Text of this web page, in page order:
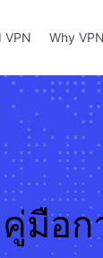
VPN Why
คู่มือก